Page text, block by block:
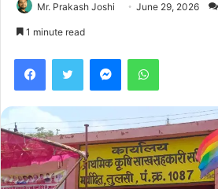
Mr. Prakash Joshi June 29, 2026
1 minute read
FacebookTwitter MessengerWhatsApp